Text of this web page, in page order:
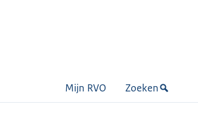
Mijn RVO Zoeken